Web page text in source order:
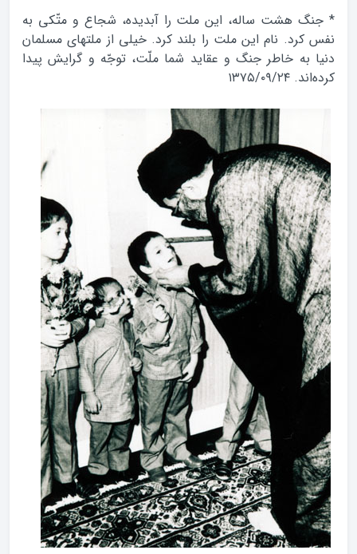
* جنگ هشت ساله، اين ملت را آبديده، شجاع و متّكى به
نفس كرد. نام اين ملت را بلند كرد. خيلى از ملتهاى مسلمان
دنيا به خاطر جنگ و عقايد شما ملّت، توجّه و گرايش پيدا
كرده‌اند. ۱۳۷۵/۰۹/۲۴